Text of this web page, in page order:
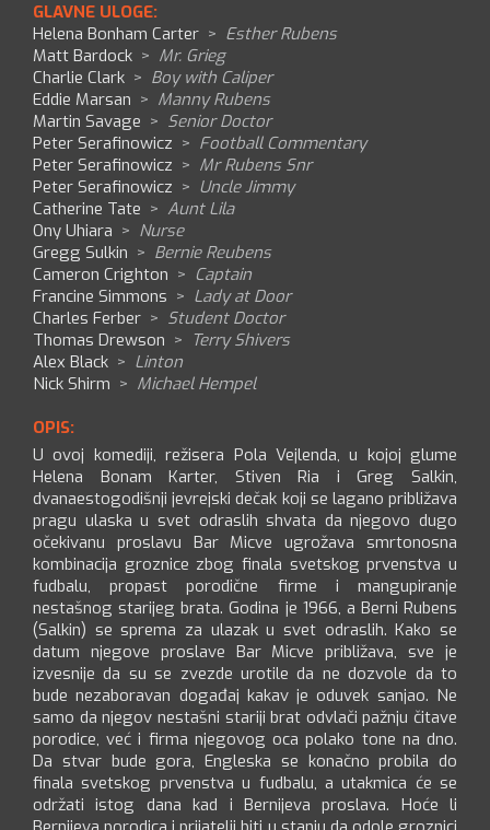
GLAVNE ULOGE:
Helena Bonham Carter > Esther Rubens
Matt Bardock > Mr. Grieg
Charlie Clark > Boy with Caliper
Eddie Marsan > Manny Rubens
Martin Savage > Senior Doctor
Peter Serafinowicz > Football Commentary
Peter Serafinowicz > Mr Rubens Snr
Peter Serafinowicz > Uncle Jimmy
Catherine Tate > Aunt Lila
Ony Uhiara > Nurse
Gregg Sulkin > Bernie Reubens
Cameron Crighton > Captain
Francine Simmons > Lady at Door
Charles Ferber > Student Doctor
Thomas Drewson > Terry Shivers
Alex Black > Linton
Nick Shirm > Michael Hempel
OPIS:
U ovoj komediji, režisera Pola Vejlenda, u kojoj glume
Helena Bonam Karter, Stiven Ria i Greg Salkin,
dvanaestogodišnji jevrejski dečak koji se lagano približava
pragu ulaska u svet odraslih shvata da njegovo dugo
očekivanu proslavu Bar Micve ugrožava smrtonosna
kombinacija groznice zbog finala svetskog prvenstva u
fudbalu, propast porodične firme i mangupiranje
nestašnog starijeg brata. Godina je 1966, a Berni Rubens
(Salkin) se sprema za ulazak u svet odraslih. Kako se
datum njegove proslave Bar Micve približava, sve je
izvesnije da su se zvezde urotile da ne dozvole da to
bude nezaboravan događaj kakav je oduvek sanjao. Ne
samo da njegov nestašni stariji brat odvlači pažnju čitave
porodice, već i firma njegovog oca polako tone na dno.
Da stvar bude gora, Engleska se konačno probila do
finala svetskog prvenstva u fudbalu, a utakmica će se
održati istog dana kad i Bernijeva proslava. Hoće li